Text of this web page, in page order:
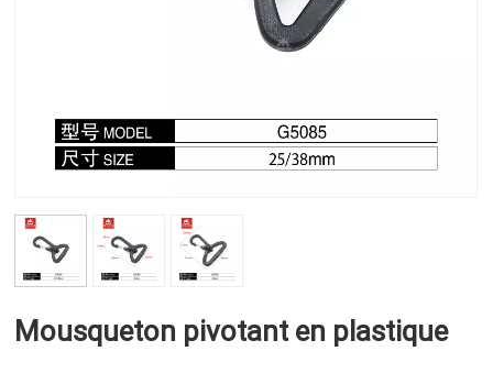
Mousqueton pivotant en plastique